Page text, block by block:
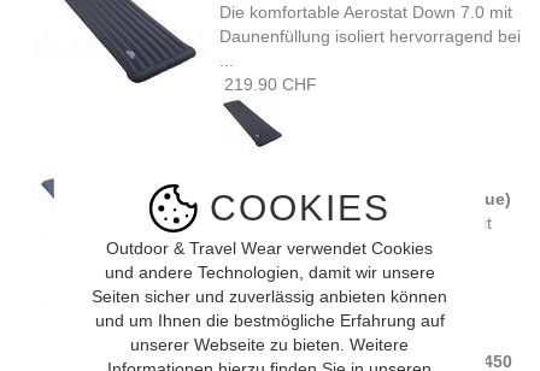
COOKIES
Outdoor & Travel Wear verwendet Cookies
und andere Technologien, damit wir unsere
Seiten sicher und zuverlässig anbieten können
und um Ihnen die bestmögliche Erfahrung auf
unserer Webseite zu bieten. Weitere
Die komfortable Aerostat Down 7.0 mit
Daunenfüllung isoliert hervorragend bei
219.90 CHF
SYNTHETIC 7.0 LONG (Ombre Blue)
Die Aerostat Synthetic 7.0 Matte mit
Kunstfaserfüllung bietet hohen ...
199.90 CHF
Mountain Equipment OLYMPUS 450